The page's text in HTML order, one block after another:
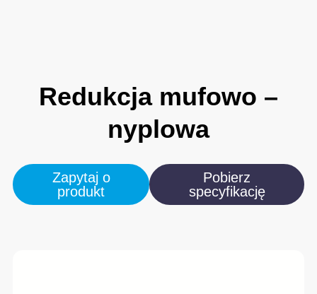
Redukcja mufowo –
nyplowa
Zapytaj o
produkt
Pobierz
specyfikację